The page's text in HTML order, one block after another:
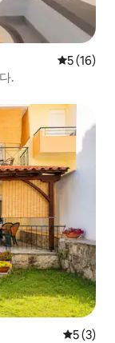
평점 5점
5 (16)
.
평점 5점
5 (3)